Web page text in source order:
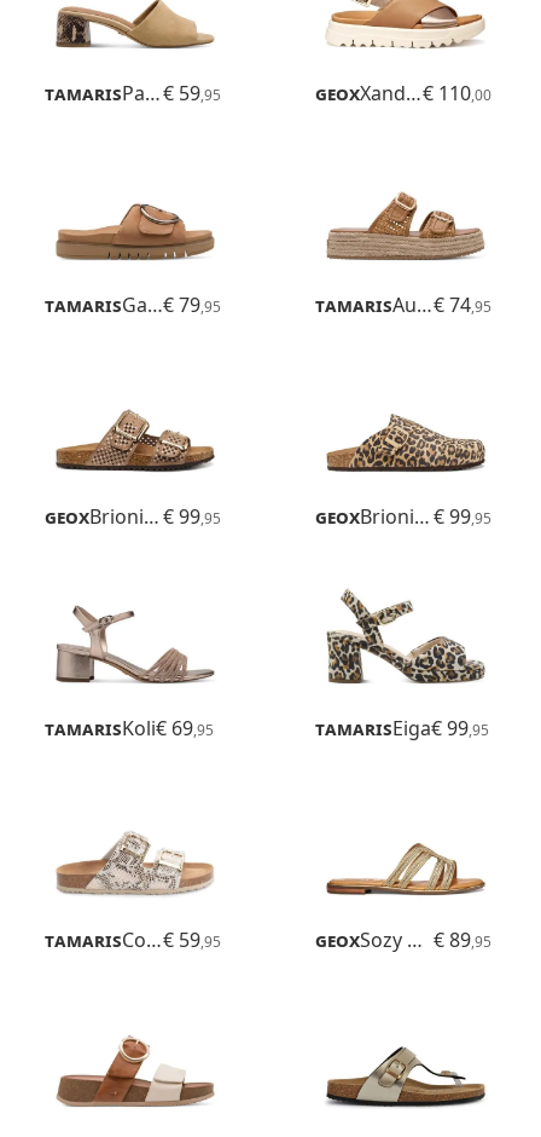
Tamaris Paola€ 59,95 Geox Xand 2.1s€ 110,00
Tamaris Gafu€ 79,95 Tamaris Ausonia€ 74,95
Geox Brionia R€ 99,95 Geox Brionia R€ 99,95
TamarisKoli€ 69,95 TamarisEiga€ 99,95
Tamaris Corra€ 59,95 Geox Sozy Plus € 89,95